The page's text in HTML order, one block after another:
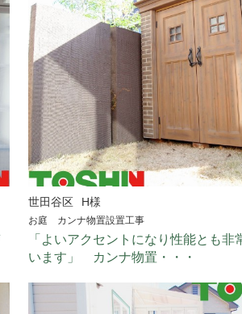
世田谷区 H様
お庭 カンナ物置設置工事
「よいアクセントになり性能とも非
います」 カンナ物置・・・